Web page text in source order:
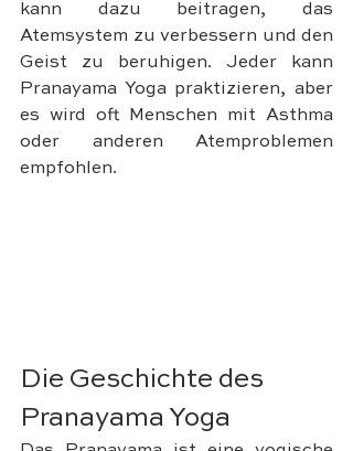
kann dazu beitragen, das
Atemsystem zu verbessern und den
Geist zu beruhigen. Jeder kann
Pranayama Yoga praktizieren, aber
es wird oft Menschen mit Asthma
oder anderen Atemproblemen
empfohlen.
Die Geschichte des
Pranayama Yoga